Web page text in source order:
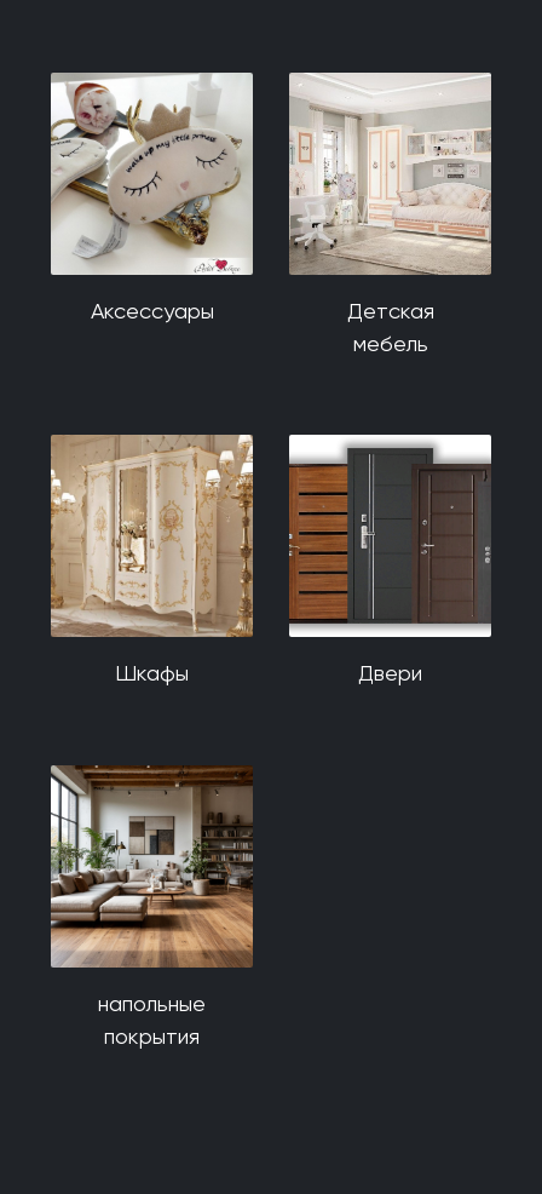
Аксессуары
Детская
мебель
Шкафы Двери
напольные
покрытия